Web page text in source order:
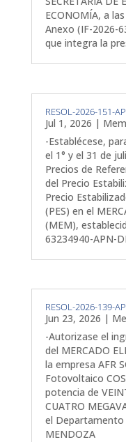
ECONOMÍA, a
Anexo (IF-2026-
que integra la
RESOL-2026-151-
Jul 1, 2026 | Mem
-Establécese,
el 1° y el 31 de
Precios de
del Precio
Precio
(PES) en el
(MEM),
63234940-APN-
RESOL-2026-139-
Jun 23, 2026 |
-Autorizase el
del MERCADO
la empresa AFR
Fotovoltaico
potencia de
CUATRO
el Departamento
MENDOZA